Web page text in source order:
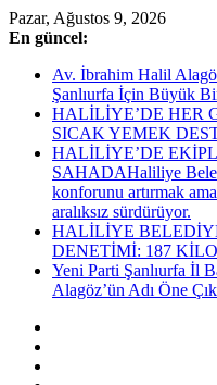
Skip
to
Pazar, Ağustos 9, 2026
En güncel:
Av. İbrahim Halil
Şanlıurfa İçin Büyük
HALİLİYE’DE HER
SICAK YEMEK
HALİLİYE’DE
SAHADAHaliliye
konforunu artırmak
aralıksız sürdürüyor.
HALİLİYE
DENETİMİ: 187
Yeni Parti Şanlıurfa İl
Alagöz’ün Adı Öne